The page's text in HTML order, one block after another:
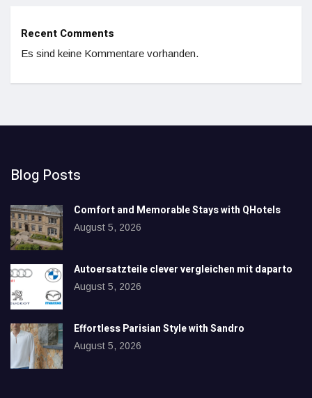
Recent Comments
Es sind keine Kommentare vorhanden.
Blog Posts
Comfort and Memorable Stays with QHotels
August 5, 2026
Autoersatzteile clever vergleichen mit daparto
August 5, 2026
Effortless Parisian Style with Sandro
August 5, 2026